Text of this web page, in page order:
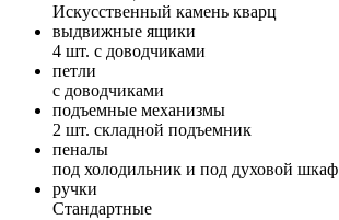
Искусственный камень кварц
выдвижные ящики
4 шт. с доводчиками
петли
с доводчиками
подъемные механизмы
2 шт. складной подъемник
пеналы
под холодильник и под духовой шкаф
ручки
Стандартные